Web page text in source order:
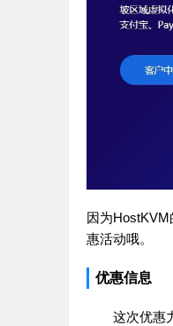
因为
惠活动哦。
优惠信息
这次优惠